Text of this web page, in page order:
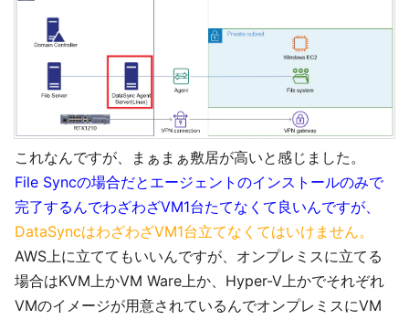
これなんですが、まぁまぁ敷居が高いと感じました。
File Syncの場合だとエージェントのインストールのみで
完了するんでわざわざVM1台たてなくて良いんですが、
DataSyncはわざわざVM1台立てなくてはいけません。
AWS上に立ててもいいんですが、オンプレミスに立てる
場合はKVM上かVM Ware上か、Hyper-V上かでそれぞれ
VMのイメージが用意されているんでオンプレミスにVM